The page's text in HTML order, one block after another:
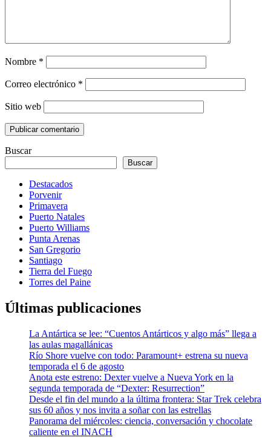
Nombre *
Correo electrónico *
Sitio web
Buscar
Buscar
Destacados
Porvenir
Primavera
Puerto Natales
Puerto Williams
Punta Arenas
San Gregorio
Santiago
Tierra del Fuego
Torres del Paine
Últimas publicaciones
La Antártica se lee: “Cuentos Antárticos y algo más” llega a
las aulas magallánicas
Río Shore vuelve con todo: Paramount+ estrena su nueva
temporada el 6 de agosto
Anota este estreno: Dexter vuelve a Nueva York en la
segunda temporada de “Dexter: Resurrection”
Desde el fin del mundo a la última frontera: Star Trek celebra
sus 60 años y nos invita a soñar con las estrellas
Panorama del miércoles: ciencia, conversación y chocolate
caliente en el INACH